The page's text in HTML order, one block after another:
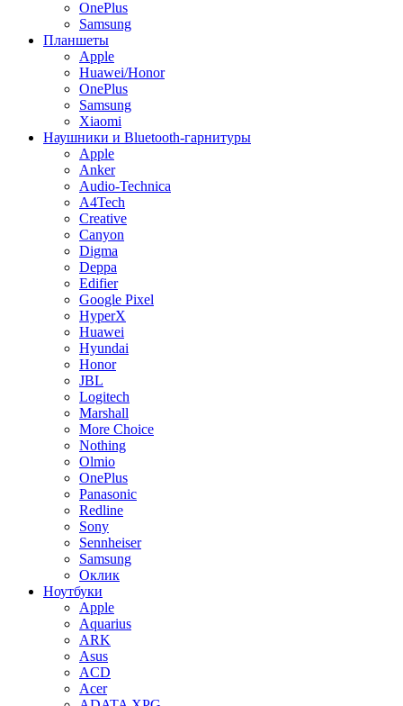
OnePlus
Samsung
Планшеты
Apple
Huawei/Honor
OnePlus
Samsung
Xiaomi
Наушники и Bluetooth-гарнитуры
Apple
Anker
Audio-Technica
A4Tech
Creative
Canyon
Digma
Deppa
Edifier
Google Pixel
HyperX
Huawei
Hyundai
Honor
JBL
Logitech
Marshall
More Choice
Nothing
Olmio
OnePlus
Panasonic
Redline
Sony
Sennheiser
Samsung
Оклик
Ноутбуки
Apple
Aquarius
ARK
Asus
ACD
Acer